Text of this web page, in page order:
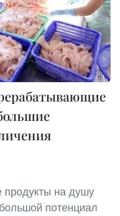
на душу
потенциал